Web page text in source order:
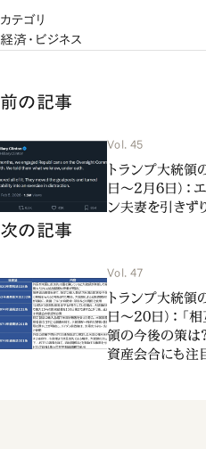
カテゴリ
経済・ビジネス
前の記事
Vol. 45
トランプ大統領
日～2月6日）：
ン夫妻を引きず
次の記事
Vol. 47
トランプ大統領
日～20日）：「
領の今後の策は
資産会合にも注